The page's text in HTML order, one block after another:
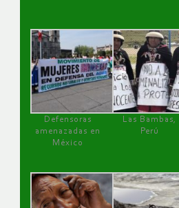
Defensoras
amenazadas en
México
Las Bambas,
Perú